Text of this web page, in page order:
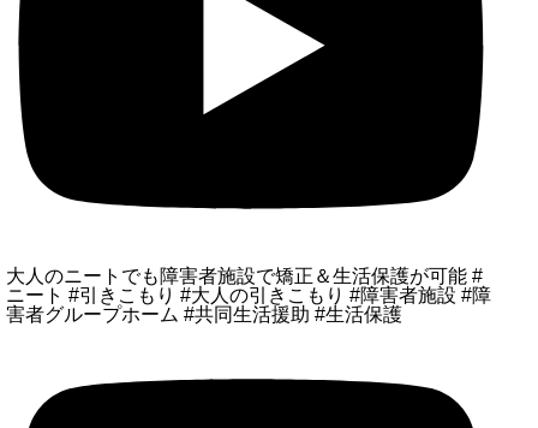
大人のニートでも障害者施設で矯正＆生活保護が可能 #
ニート #引きこもり #大人の引きこもり #障害者施設 #障
害者グループホーム #共同生活援助 #生活保護